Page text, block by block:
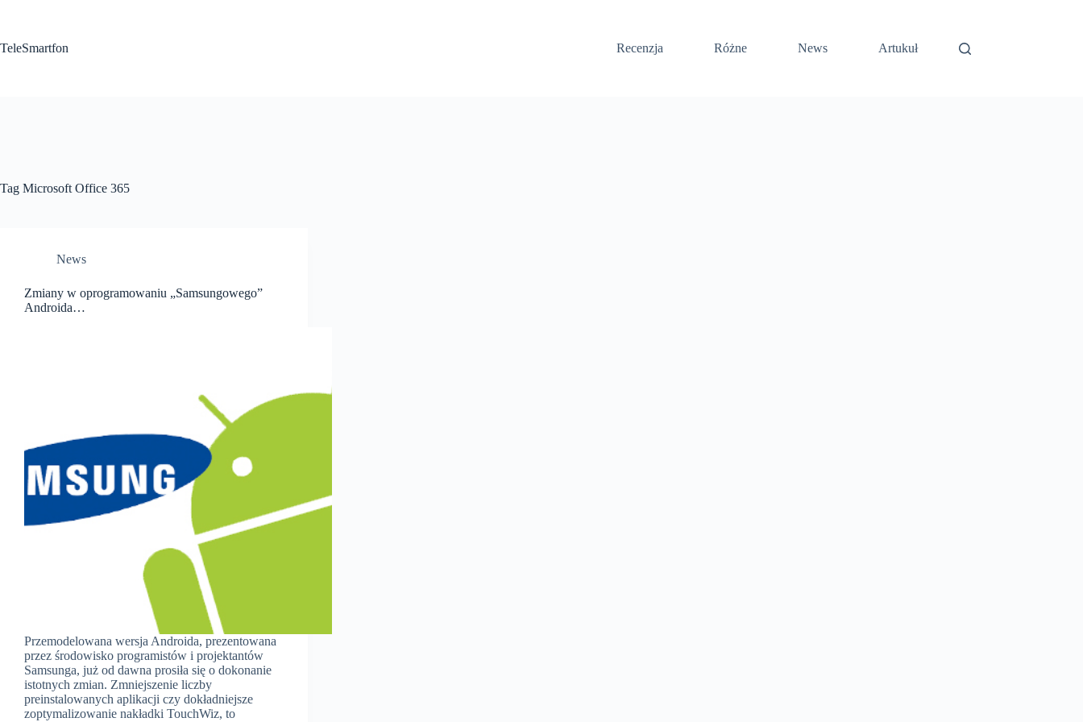
TeleSmartfon
Recenzja Różne News Artukuł
Tag Microsoft Office 365
News
Zmiany w oprogramowaniu „Samsungowego”
Androida…
Przemodelowana wersja Androida, prezentowana
przez środowisko programistów i projektantów
Samsunga, już od dawna prosiła się o dokonanie
istotnych zmian. Zmniejszenie liczby
preinstalowanych aplikacji czy dokładniejsze
zoptymalizowanie nakładki TouchWiz, to